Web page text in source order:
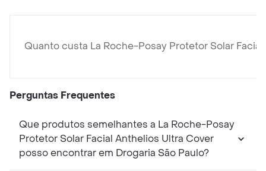
Quanto custa La Roche-Posay Protetor Solar
Perguntas Frequentes
Que produtos semelhantes a La Roche-Posay
Protetor Solar Facial Anthelios Ultra Cover
posso encontrar em Drogaria São Paulo?